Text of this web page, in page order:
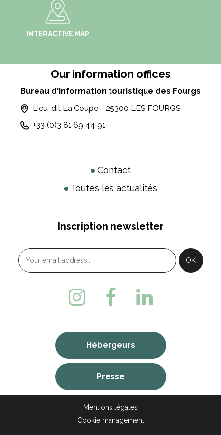
INTERACTIVE MAP
Our information offices
Bureau d'information touristique des Fourgs
Lieu-dit La Coupe - 25300 LES FOURGS
+33 (0)3 81 69 44 91
Contact
Toutes les actualités
Inscription newsletter
Hébergeurs
Presse
Mentions légales
Cookie management